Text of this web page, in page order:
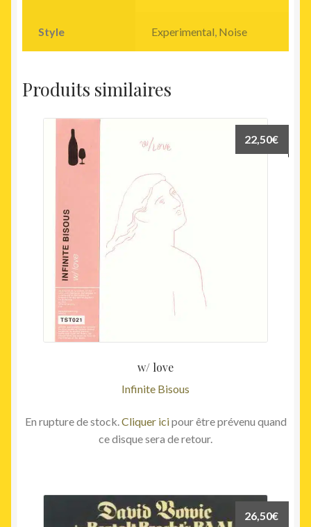
Style Experimental, Noise
Produits similaires
w/ love
Infinite Bisous
22,50€
En rupture de stock.Cliquer icipour être prévenu quand
ce disque sera de retour.
26,50€